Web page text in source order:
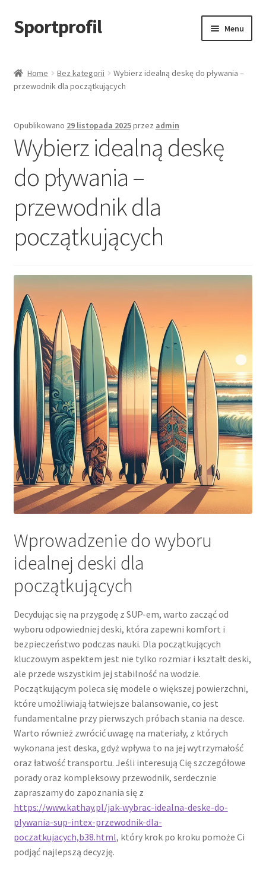
Przejdź
do
Przejdź
do
Sportprofil Menu
Blog
Koszyk
Home Bez kategorii
Wybierz idealną deskę do pływania –
przewodnik dla początkujących
Opublikowano 29 listopada 2025przez admin
Wybierz idealną deskę
do pływania –
przewodnik dla
początkujących
Wprowadzenie do wyboru
idealnej deski dla
początkujących
Decydując się na przygodę z SUP-em, warto zacząć od
wyboru odpowiedniej deski, która zapewni komfort i
bezpieczeństwo podczas nauki. Dla początkujących
kluczowym aspektem jest nie tylko rozmiar i kształt deski,
ale przede wszystkim jej stabilność na wodzie.
Początkującym poleca się modele o większej powierzchni,
które umożliwiają łatwiejsze balansowanie, co jest
fundamentalne przy pierwszych próbach stania na desce.
Warto również zwrócić uwagę na materiały, z których
wykonana jest deska, gdyż wpływa to na jej wytrzymałość
oraz łatwość transportu. Jeśli interesują Cię szczegółowe
porady oraz kompleksowy przewodnik, serdecznie
zapraszamy do zapoznania się z
https://www.kathay.pl/jak-wybrac-idealna-deske-do-
plywania-sup-intex-przewodnik-dla-
poczatkujacych,b38.html, który krok po kroku pomoże Ci
podjąć najlepszą decyzję.